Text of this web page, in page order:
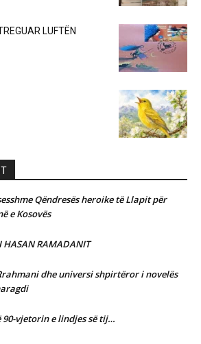
LUFTËN
Qëndresës heroike të Llapit për
e Kosovës
HASAN RAMADANIT
dhe universi shpirtëror i novelës
90-vjetorin e lindjes së tij…